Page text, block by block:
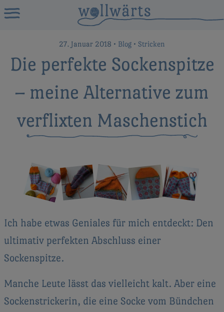
27. Januar 2018 • Blog • Stricken
Die perfekte Sockenspitze
– meine Alternative zum
verflixten Maschenstich
Ich habe etwas Geniales für mich entdeckt: Den
ultimativ perfekten Abschluss einer
Sockenspitze.
Manche Leute lässt das vielleicht kalt. Aber eine
Sockenstrickerin, die eine Socke vom Bündchen